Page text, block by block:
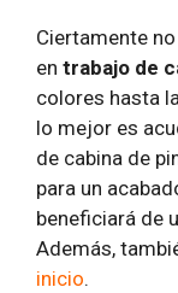
Ciertamente
en trabajo de
colores hasta
lo mejor es
de cabina de
para un
beneficiará de
Además,
inicio.